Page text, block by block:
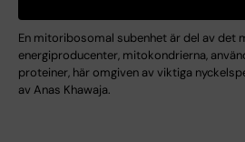
En mitoribosomal subenhet är del av det
energiproducenter, mitokondrierna,
proteiner, här omgiven av viktiga
av Anas Khawaja.